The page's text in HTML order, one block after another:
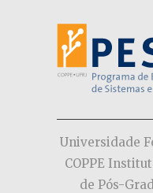
Universidade
COPPE
de Pós-